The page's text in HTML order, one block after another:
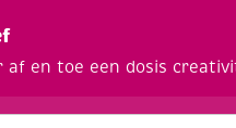
af en toe een dosis